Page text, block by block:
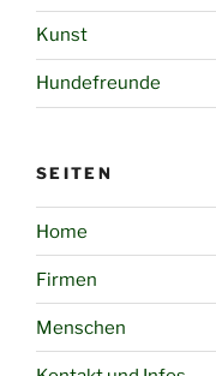
Kunst
Hundefreunde
SEITEN
Home
Firmen
Menschen